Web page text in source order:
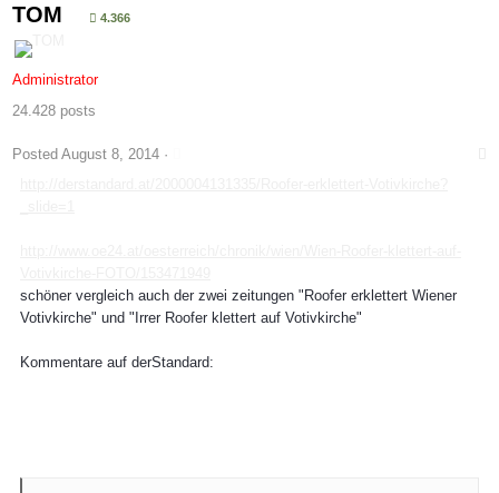
TOM 4.366
Administrator
24.428 posts
Posted August 8, 2014 ·
schöner vergleich auch der zwei zeitungen "Roofer erklettert Wiener
Votivkirche" und "Irrer Roofer klettert auf Votivkirche"
Kommentare auf derStandard: